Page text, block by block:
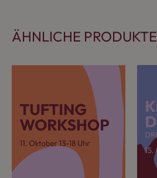
ÄHNLICHE PRODUKTE